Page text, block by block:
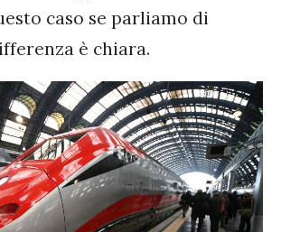
caso se parliamo di
è chiara.